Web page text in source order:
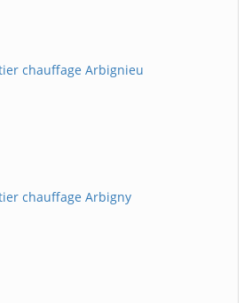
chauffage Arbignieu
chauffage Arbigny